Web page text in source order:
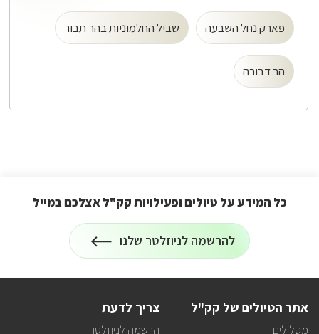
פארק נחל השבעה שביל החלמוניות בהר תבור
הר דבורה
הרשמה
כל המידע על טיולים ופעילויות קק"ל אצלכם במייל
להרשמה לניוזלטר שלנו
על
כל
ופעילויות
אתר הטיולים של קק"ל
מסלולים
צריך לדעת
הרשמה לניוזלטר